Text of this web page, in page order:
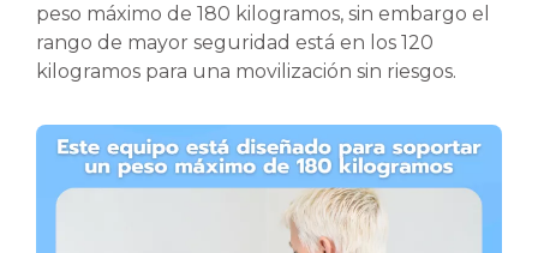
peso máximo de 180 kilogramos, sin embargo el
rango de mayor seguridad está en los 120
kilogramos para una movilización sin riesgos.